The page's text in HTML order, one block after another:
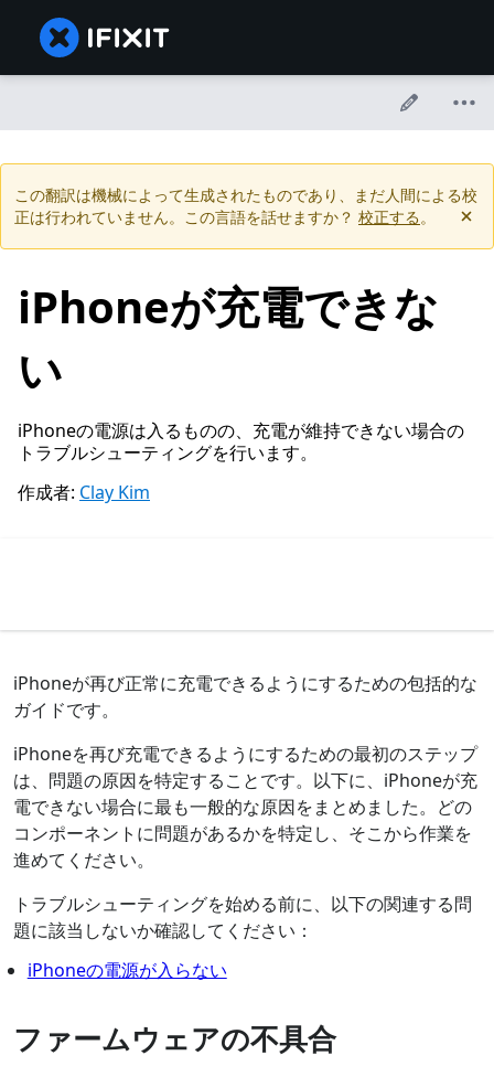
この翻訳は機械によって生成されたものであり、まだ人間による校
正は行われていません。この言語を話せますか？ 校正する。
iPhoneが充電できな
い
iPhoneの電源は入るものの、充電が維持できない場合の
トラブルシューティングを行います。
作成者: Clay Kim
iPhoneが再び正常に充電できるようにするための包括的な
ガイドです。
iPhoneを再び充電できるようにするための最初のステップ
は、問題の原因を特定することです。以下に、iPhoneが充
電できない場合に最も一般的な原因をまとめました。どの
コンポーネントに問題があるかを特定し、そこから作業を
進めてください。
トラブルシューティングを始める前に、以下の関連する問
題に該当しないか確認してください：
iPhoneの電源が入らない
ファームウェアの不具合